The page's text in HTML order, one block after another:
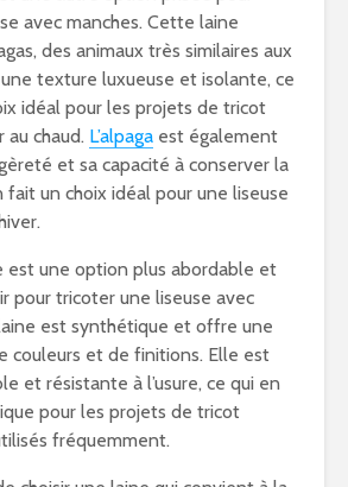
avec manches. Cette laine
des animaux très similaires aux
texture luxueuse et isolante, ce
idéal pour les projets de tricot
au chaud. L’alpaga est également
et sa capacité à conserver la
fait un choix idéal pour une liseuse
est une option plus abordable et
pour tricoter une liseuse avec
est synthétique et offre une
couleurs et de finitions. Elle est
et résistante à l’usure, ce qui en
pour les projets de tricot
fréquemment.